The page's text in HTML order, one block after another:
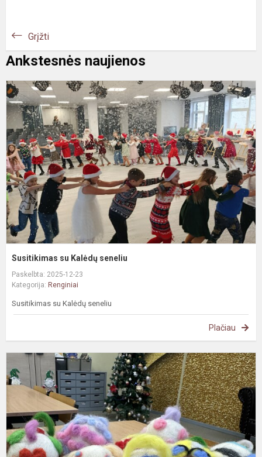
Grįžti
Ankstesnės naujienos
Susitikimas su Kalėdų seneliu
Paskelbta: 2025-12-23
Kategorija: Renginiai
Susitikimas su Kalėdų seneliu
Plačiau